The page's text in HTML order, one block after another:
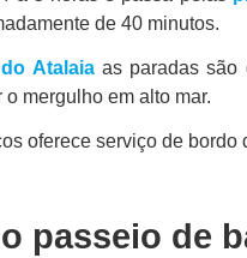
de 40 minutos.
Atalaiaas paradas são
mergulho em alto mar.
oferece serviço de bordo
passeio de